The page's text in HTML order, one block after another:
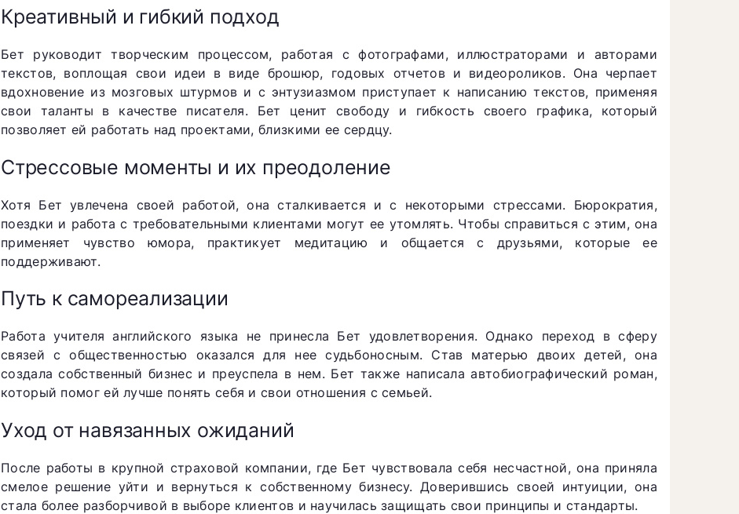
Креативный и гибкий подход
Бет руководит творческим процессом, работая с фотографами, иллюстраторами и авторами
текстов, воплощая свои идеи в виде брошюр, годовых отчетов и видеороликов. Она черпает
вдохновение из мозговых штурмов и с энтузиазмом приступает к написанию текстов, применяя
свои таланты в качестве писателя. Бет ценит свободу и гибкость своего графика, который
позволяет ей работать над проектами, близкими ее сердцу.
Стрессовые моменты и их преодоление
Хотя Бет увлечена своей работой, она сталкивается и с некоторыми стрессами. Бюрократия,
поездки и работа с требовательными клиентами могут ее утомлять. Чтобы справиться с этим, она
применяет чувство юмора, практикует медитацию и общается с друзьями, которые ее
поддерживают.
Путь к самореализации
Работа учителя английского языка не принесла Бет удовлетворения. Однако переход в сферу
связей с общественностью оказался для нее судьбоносным. Став матерью двоих детей, она
создала собственный бизнес и преуспела в нем. Бет также написала автобиографический роман,
который помог ей лучше понять себя и свои отношения с семьей.
Уход от навязанных ожиданий
После работы в крупной страховой компании, где Бет чувствовала себя несчастной, она приняла
смелое решение уйти и вернуться к собственному бизнесу. Доверившись своей интуиции, она
стала более разборчивой в выборе клиентов и научилась защищать свои принципы и стандарты.